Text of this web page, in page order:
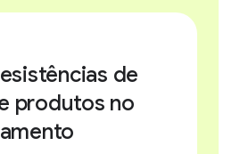
de
produtos no